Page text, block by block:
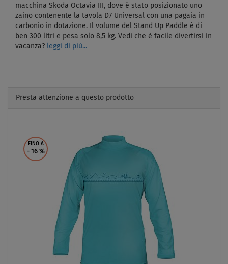
macchina Skoda Octavia III, dove è stato posizionato uno
zaino contenente la tavola D7 Universal con una pagaia in
carbonio in dotazione. Il volume del Stand Up Paddle è di
ben 300 litri e pesa solo 8,5 kg. Vedi che è facile divertirsi in
vacanza? leggi di più...
Presta attenzione a questo prodotto
FINO A
- 16 %